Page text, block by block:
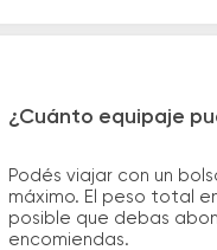
¿Cuánto equipaje
Podés viajar con un
máximo. El peso total
posible que debas
encomiendas.